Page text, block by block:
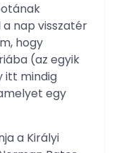
nap visszatér
hogy
(az egyik
itt mindig
egy
a Királyi